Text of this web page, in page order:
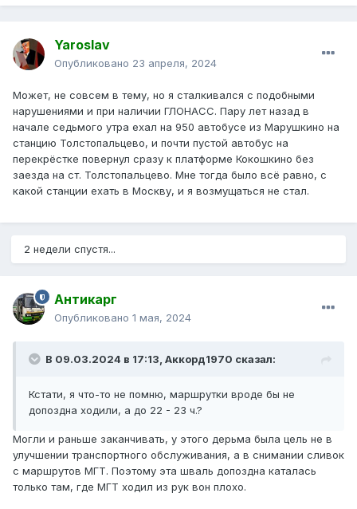
Yaroslav
Опубликовано 23 апреля, 2024
Может, не совсем в тему, но я сталкивался с подобными
нарушениями и при наличии ГЛОНАСС. Пару лет назад в
начале седьмого утра ехал на 950 автобусе из Марушкино на
станцию Толстопальцево, и почти пустой автобус на
перекрёстке повернул сразу к платформе Кокошкино без
заезда на ст. Толстопальцево. Мне тогда было всё равно, с
какой станции ехать в Москву, и я возмущаться не стал.
2 недели спустя...
Антикарг
Опубликовано 1 мая, 2024
В 09.03.2024 в 17:13, Аккорд1970 сказал:
Кстати, я что-то не помню, маршрутки вроде бы не
допоздна ходили, а до 22 - 23 ч.?
Могли и раньше заканчивать, у этого дерьма была цель не в
улучшении транспортного обслуживания, а в снимании сливок
с маршрутов МГТ. Поэтому эта шваль допоздна каталась
только там, где МГТ ходил из рук вон плохо.